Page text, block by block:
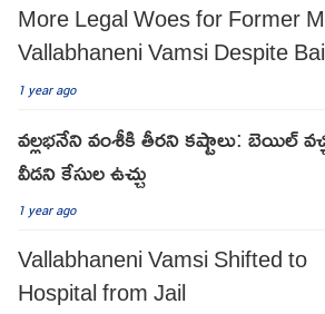
More Legal Woes for Former
Vallabhaneni Vamsi Despite
1 year ago
వల్లభనేని వంశీకి తీరని కష్టాలు: బెయిల్
వీడని కేసుల ఉచ్చు
1 year ago
Vallabhaneni Vamsi Shifted to
Hospital from Jail